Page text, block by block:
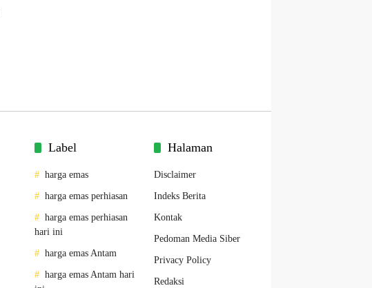
Label
harga emas
harga emas perhiasan
harga emas perhiasan
hari ini
harga emas Antam
harga emas Antam hari
Halaman
Disclaimer
Indeks Berita
Kontak
Pedoman Media Siber
Privacy Policy
Redaksi